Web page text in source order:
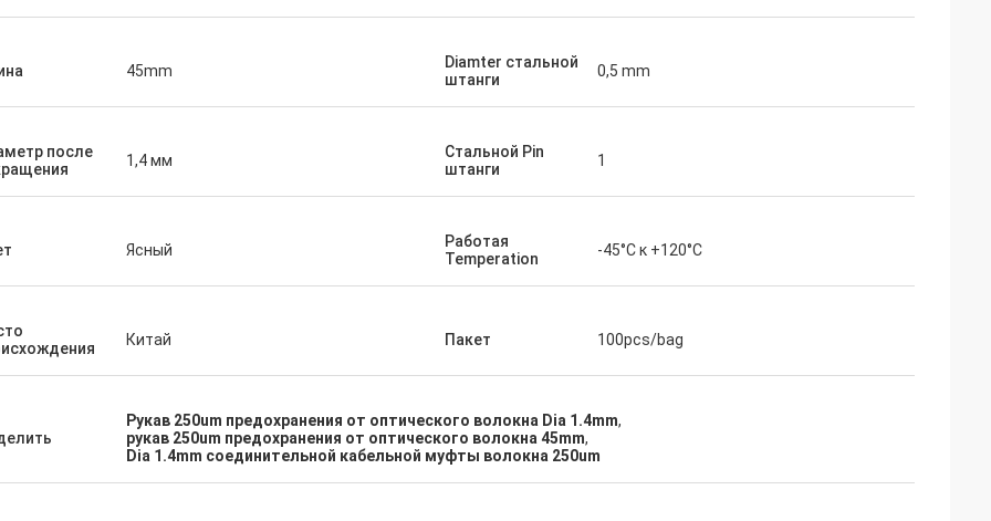
45mm
Diamter стальной
штанги
0,5 mm
после
1,4 мм
Стальной Pin
штанги
1
Ясный
Работая
Temperation
-45°C к +120°C
Китай Пакет 100pcs/bag
Рукав 250um предохранения от оптического волокна Dia 1.4mm,
рукав 250um предохранения от оптического волокна 45mm,
Dia 1.4mm соединительной кабельной муфты волокна 250um